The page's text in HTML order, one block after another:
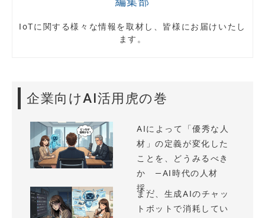
IoTに関する様々な情報を取材し、皆様にお届けいたし
ます。
企業向けAI活用虎の巻
AIによって「優秀な人
材」の定義が変化した
ことを、どうみるべき
か —AI時代の人材
採...
まだ、生成AIのチャッ
トボットで消耗してい